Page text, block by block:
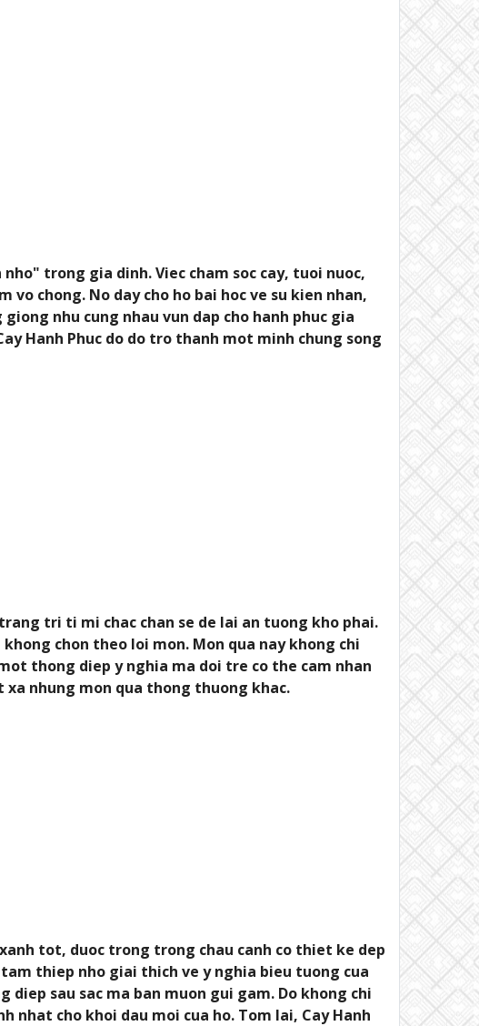
trong gia dinh. Viec cham soc cay, tuoi nuoc,
chong. No day cho ho bai hoc ve su kien nhan,
nhu cung nhau vun dap cho hanh phuc gia
Hanh Phuc do do tro thanh mot minh chung song
tri ti mi chac chan se de lai an tuong kho phai.
chon theo loi mon. Mon qua nay khong chi
thong diep y nghia ma doi tre co the cam nhan
nhung mon qua thong thuong khac.
tot, duoc trong trong chau canh co thiet ke dep
thiep nho giai thich ve y nghia bieu tuong cua
diep sau sac ma ban muon gui gam. Do khong chi
nhat cho khoi dau moi cua ho. Tom lai, Cay Hanh